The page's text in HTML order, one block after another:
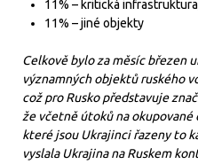
11% – kritická
11% – jiné objekty
Celkově bylo za měsíc březen
významných objektů ruského
což pro Rusko představuje
že včetně útoků na
které jsou Ukrajinci řazeny to
vyslala Ukrajina na Ruskem